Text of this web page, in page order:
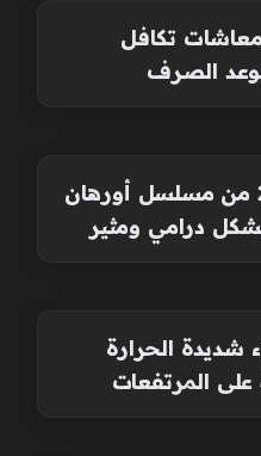
تكافل
موعد عرض الحلقة 24 من مسلسل أورهان
درامي ومثير
شديدة الحرارة
المرتفعات